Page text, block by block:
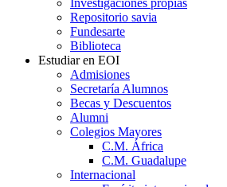
Repositorio savia
Fundesarte
Biblioteca
Estudiar en EOI
Admisiones
Secretaría Alumnos
Becas y Descuentos
Alumni
Colegios Mayores
C.M. África
C.M. Guadalupe
Internacional